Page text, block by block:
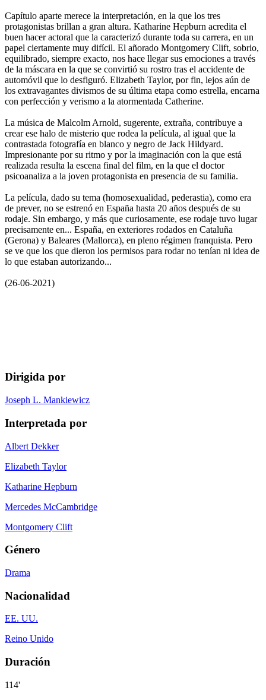
Capítulo aparte merece la interpretación, en la que los tres
protagonistas brillan a gran altura. Katharine Hepburn acredita el
buen hacer actoral que la caracterizó durante toda su carrera, en un
papel ciertamente muy difícil. El añorado Montgomery Clift, sobrio,
equilibrado, siempre exacto, nos hace llegar sus emociones a través
de la máscara en la que se convirtió su rostro tras el accidente de
automóvil que lo desfiguró. Elizabeth Taylor, por fin, lejos aún de
los extravagantes divismos de su última etapa como estrella, encarna
con perfección y verismo a la atormentada Catherine.
La música de Malcolm Arnold, sugerente, extraña, contribuye a
crear ese halo de misterio que rodea la película, al igual que la
contrastada fotografía en blanco y negro de Jack Hildyard.
Impresionante por su ritmo y por la imaginación con la que está
realizada resulta la escena final del film, en la que el doctor
psicoanaliza a la joven protagonista en presencia de su familia.
La película, dado su tema (homosexualidad, pederastia), como era
de prever, no se estrenó en España hasta 20 años después de su
rodaje. Sin embargo, y más que curiosamente, ese rodaje tuvo lugar
precisamente en... España, en exteriores rodados en Cataluña
(Gerona) y Baleares (Mallorca), en pleno régimen franquista. Pero
se ve que los que dieron los permisos para rodar no tenían ni idea de
lo que estaban autorizando...
(26-06-2021)
Dirigida por
Joseph L. Mankiewicz
Interpretada por
Albert Dekker
Elizabeth Taylor
Katharine Hepburn
Mercedes McCambridge
Montgomery Clift
Género
Drama
Nacionalidad
EE. UU.
Reino Unido
Duración
114'